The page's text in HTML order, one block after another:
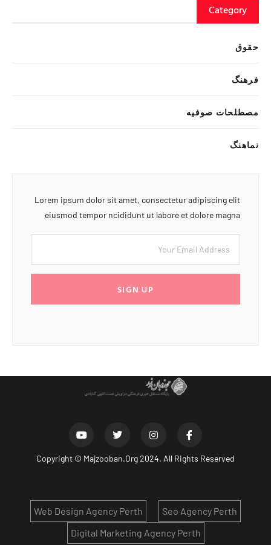
Category
حقوق
فرهنگ
مصطلحات صوفیه
نماهنگ
Lorem ipsum dolor sit amet, consectetur adipiscing elit
eiusmod tempor ncididunt ut labore et dolore magna
SIGN UP
Copyright © Majzooban.Org2024. All Rights Reserved
Seo Agency Perth
Web Design Agency Perth
Digital Marketing Agency Perth